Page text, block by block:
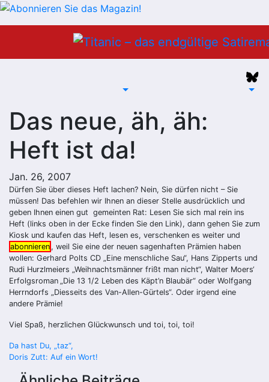
Das neue, äh, äh:
Heft ist da!
Jan. 26, 2007
Dürfen Sie über dieses Heft lachen? Nein, Sie dürfen nicht – Sie
müssen! Das befehlen wir Ihnen an dieser Stelle ausdrücklich und
geben Ihnen einen gut gemeinten Rat: Lesen Sie sich mal rein ins
Heft (links oben in der Ecke finden Sie den Link), dann gehen Sie zum
Kiosk und kaufen das Heft, lesen es, verschenken es weiter und
abonnieren , weil Sie eine der neuen sagenhaften Prämien haben
wollen: Gerhard Polts CD „Eine menschliche Sau“, Hans Zipperts und
Rudi Hurzlmeiers „Weihnachtsmänner frißt man nicht“, Walter Moers‘
Erfolgsroman „Die 13 1/2 Leben des Käpt’n Blaubär“ oder Wolfgang
Herrndorfs „Diesseits des Van-Allen-Gürtels“. Oder irgend eine
andere Prämie!
Viel Spaß, herzlichen Glückwunsch und toi, toi, toi!
Beitragsnavigation
Da hast Du, „taz“,
Doris Zutt: Auf ein Wort!